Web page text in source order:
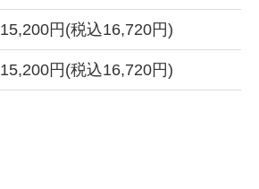
15,200円(税込16,720円)
15,200円(税込16,720円)